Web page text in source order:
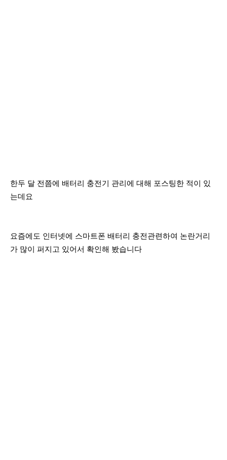
한두 달 전쯤에 배터리 충전기 관리에 대해 포스팅한 적이 있
는데요
요즘에도 인터넷에 스마트폰 배터리 충전관련하여 논란거리
가 많이 퍼지고 있어서 확인해 봤습니다